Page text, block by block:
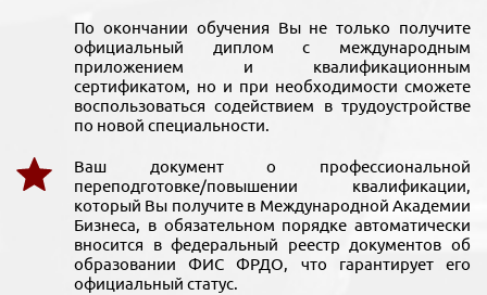
По окончании обучения Вы не только получите
официальный диплом с международным
приложением и квалификационным
сертификатом, но и при необходимости сможете
воспользоваться содействием в трудоустройстве
по новой специальности.
Ваш документ о профессиональной
переподготовке/повышении квалификации,
который Вы получите в Международной Академии
Бизнеса, в обязательном порядке автоматически
вносится в федеральный реестр документов об
образовании ФИС ФРДО, что гарантирует его
официальный статус.